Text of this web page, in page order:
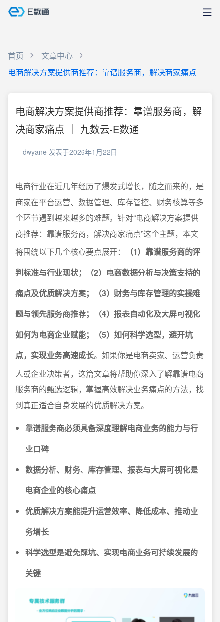
首页
文章中心
电商解决方案提供商推荐：靠谱服务商，解决商家痛点
电商解决方案提供商推荐：靠谱服务商，解
决商家痛点 ｜ 九数云-E数通
dwyane 发表于2026年1月22日
电商行业在近几年经历了爆发式增长，随之而来的，是
商家在平台运营、数据管理、库存管控、财务核算等多
个环节遇到越来越多的难题。针对“电商解决方案提供
商推荐：靠谱服务商，解决商家痛点”这个主题，本文
将围绕以下几个核心要点展开：
（1）靠谱服务商的评
判标准与行业现状；（2）电商数据分析与决策支持的
痛点及优质解决方案；（3）财务与库存管理的实操难
题与领先服务商推荐；（4）报表自动化及大屏可视化
如何为电商企业赋能；（5）如何科学选型，避开坑
点，实现业务高速成长。如果你是电商卖家、运营负责
人或企业决策者，这篇文章将帮助你深入了解靠谱电商
服务商的甄选逻辑，掌握高效解决业务痛点的方法，找
到真正适合自身发展的优质解决方案。
靠谱服务商必须具备深度理解电商业务的能力与行
业口碑
数据分析、财务、库存管理、报表与大屏可视化是
电商企业的核心痛点
优质解决方案能提升运营效率、降低成本、推动业
务增长
科学选型是避免踩坑、实现电商业务可持续发展的
关键